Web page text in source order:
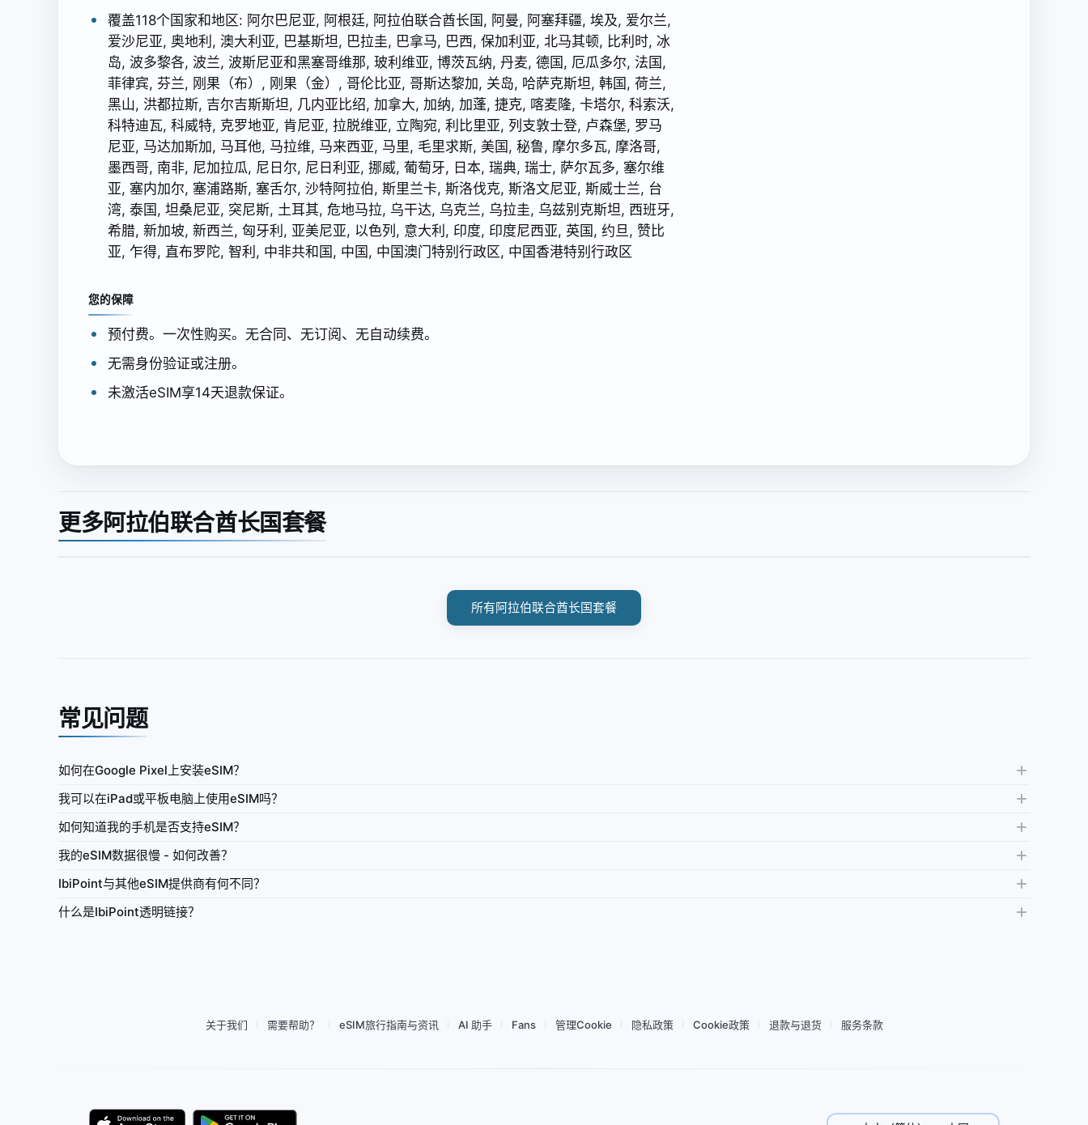
覆盖118个国家和地区: 阿尔巴尼亚, 阿根廷, 阿拉伯联合酋长国, 阿曼, 阿塞拜疆, 埃及, 爱尔兰,
爱沙尼亚, 奥地利, 澳大利亚, 巴基斯坦, 巴拉圭, 巴拿马, 巴西, 保加利亚, 北马其顿, 比利时, 冰
岛, 波多黎各, 波兰, 波斯尼亚和黑塞哥维那, 玻利维亚, 博茨瓦纳, 丹麦, 德国, 厄瓜多尔, 法国,
菲律宾, 芬兰, 刚果（布）, 刚果（金）, 哥伦比亚, 哥斯达黎加, 关岛, 哈萨克斯坦, 韩国, 荷兰,
黑山, 洪都拉斯, 吉尔吉斯斯坦, 几内亚比绍, 加拿大, 加纳, 加蓬, 捷克, 喀麦隆, 卡塔尔, 科索沃,
科特迪瓦, 科威特, 克罗地亚, 肯尼亚, 拉脱维亚, 立陶宛, 利比里亚, 列支敦士登, 卢森堡, 罗马
尼亚, 马达加斯加, 马耳他, 马拉维, 马来西亚, 马里, 毛里求斯, 美国, 秘鲁, 摩尔多瓦, 摩洛哥,
墨西哥, 南非, 尼加拉瓜, 尼日尔, 尼日利亚, 挪威, 葡萄牙, 日本, 瑞典, 瑞士, 萨尔瓦多, 塞尔维
亚, 塞内加尔, 塞浦路斯, 塞舌尔, 沙特阿拉伯, 斯里兰卡, 斯洛伐克, 斯洛文尼亚, 斯威士兰, 台
湾, 泰国, 坦桑尼亚, 突尼斯, 土耳其, 危地马拉, 乌干达, 乌克兰, 乌拉圭, 乌兹别克斯坦, 西班牙,
希腊, 新加坡, 新西兰, 匈牙利, 亚美尼亚, 以色列, 意大利, 印度, 印度尼西亚, 英国, 约旦, 赞比
亚, 乍得, 直布罗陀, 智利, 中非共和国, 中国, 中国澳门特别行政区, 中国香港特别行政区
您的保障
预付费。一次性购买。无合同、无订阅、无自动续费。
无需身份验证或注册。
未激活eSIM享14天退款保证。
更多阿拉伯联合酋长国套餐
eSIM 100MB 有效期 7 天
4G/LTE/5G
充值
阿拉伯联合酋长国
IbiPoint Unlimited Flex · 预付费纯数据 eSIM 每日 500MB 高速
数据, 然后降速至约 512 Kbit/s*
500MB
每日高速 始终在线
所有阿拉伯联合酋长国套餐
常见问题
如何在Google Pixel上安装eSIM？
我可以在iPad或平板电脑上使用eSIM吗？
如何知道我的手机是否支持eSIM？
我的eSIM数据很慢 - 如何改善？
IbiPoint与其他eSIM提供商有何不同？
什么是IbiPoint透明链接？
关于我们 需要帮助？ eSIM旅行指南与资讯 AI 助手 Fans 管理Cookie 隐私政策 Cookie政策 退款与退货 服务条款